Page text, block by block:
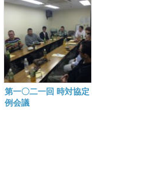
第一〇二一回 時対協定
例会議